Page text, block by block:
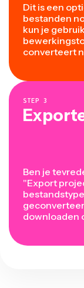
Dit is een
bestanden
kun je
converteert
STEP 3
Ben je
"Export
downloaden